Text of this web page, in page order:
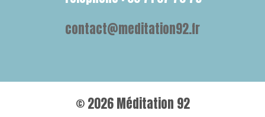
contact@meditation92.fr
© 2026 Méditation 92